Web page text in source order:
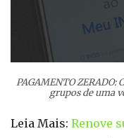
PAGAMENTO
grupos de uma
Leia Mais: Renove